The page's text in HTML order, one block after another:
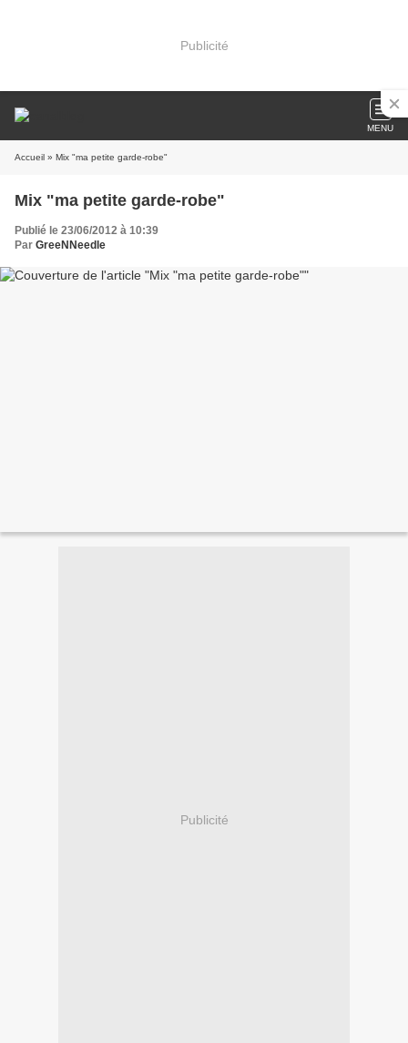
Publicité
MENU
Accueil » Mix "ma petite garde-robe"
Mix "ma petite garde-robe"
Publié le 23/06/2012 à 10:39
Par GreeNNeedle
Publicité